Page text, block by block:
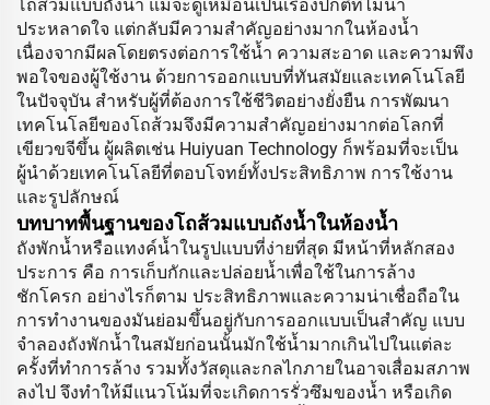
โถส้วมแบบถังน้ำ แม้จะดูเหมือนเป็นเรื่องปกติที่ไม่น่า
ประหลาดใจ แต่กลับมีความสำคัญอย่างมากในห้องน้ำ
เนื่องจากมีผลโดยตรงต่อการใช้น้ำ ความสะอาด และความพึง
พอใจของผู้ใช้งาน ด้วยการออกแบบที่ทันสมัยและเทคโนโลยี
ในปัจจุบัน สำหรับผู้ที่ต้องการใช้ชีวิตอย่างยั่งยืน การพัฒนา
เทคโนโลยีของโถส้วมจึงมีความสำคัญอย่างมากต่อโลกที่
เขียวขจีขึ้น ผู้ผลิตเช่น Huiyuan Technology ก็พร้อมที่จะเป็น
ผู้นำด้วยเทคโนโลยีที่ตอบโจทย์ทั้งประสิทธิภาพ การใช้งาน
และรูปลักษณ์
บทบาทพื้นฐานของโถส้วมแบบถังน้ำในห้องน้ำ
ถังพักน้ำหรือแทงค์น้ำในรูปแบบที่ง่ายที่สุด มีหน้าที่หลักสอง
ประการ คือ การเก็บกักและปล่อยน้ำเพื่อใช้ในการล้าง
ชักโครก อย่างไรก็ตาม ประสิทธิภาพและความน่าเชื่อถือใน
การทำงานของมันย่อมขึ้นอยู่กับการออกแบบเป็นสำคัญ แบบ
จำลองถังพักน้ำในสมัยก่อนนั้นมักใช้น้ำมากเกินไปในแต่ละ
ครั้งที่ทำการล้าง รวมทั้งวัสดุและกลไกภายในอาจเสื่อมสภาพ
ลงไป จึงทำให้มีแนวโน้มที่จะเกิดการรั่วซึมของน้ำ หรือเกิด